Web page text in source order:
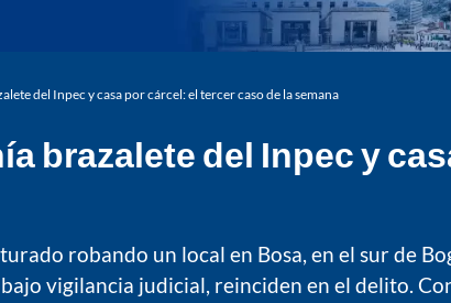
del Inpec y casa por cárcel: el tercer caso de la semana
brazalete del Inpec y
robando un local en Bosa, en el sur de
vigilancia judicial, reinciden en el delito.